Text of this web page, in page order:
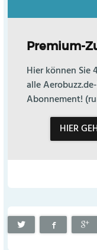
Premium-
Hier können Sie
alle
Abonnement!
HIER